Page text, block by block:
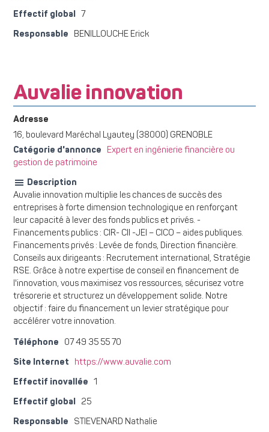
Effectif global 7
Responsable BENILLOUCHE Erick
Auvalie innovation
Adresse
16, boulevard Maréchal Lyautey (38000) GRENOBLE
Catégorie d'annonce
Expert en ingénierie financière ou
gestion de patrimoine
Description
Auvalie innovation multiplie les chances de succès des
entreprises à forte dimension technologique en renforçant
leur capacité à lever des fonds publics et privés. -
Financements publics : CIR- CII -JEI – CICO – aides publiques.
Financements privés : Levée de fonds, Direction financière.
Conseils aux dirigeants : Recrutement international, Stratégie
RSE. Grâce à notre expertise de conseil en financement de
l'innovation, vous maximisez vos ressources, sécurisez votre
trésorerie et structurez un développement solide. Notre
objectif : faire du financement un levier stratégique pour
accélérer votre innovation.
Téléphone 07 49 35 55 70
Site Internet https://www.auvalie.com
Effectif inovallée 1
Effectif global 25
Responsable STIEVENARD Nathalie